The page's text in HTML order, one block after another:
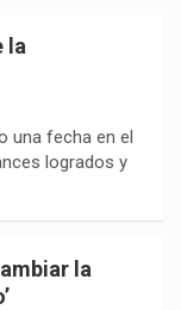
la
una fecha en el
logrados y
la